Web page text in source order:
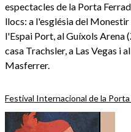
espectacles de la Porta
llocs: a l'església del Monestir
l'Espai Port, al Guíxols Arena
casa Trachsler, a Las Vegas i
Masferrer.
Festival Internacional de la Porta